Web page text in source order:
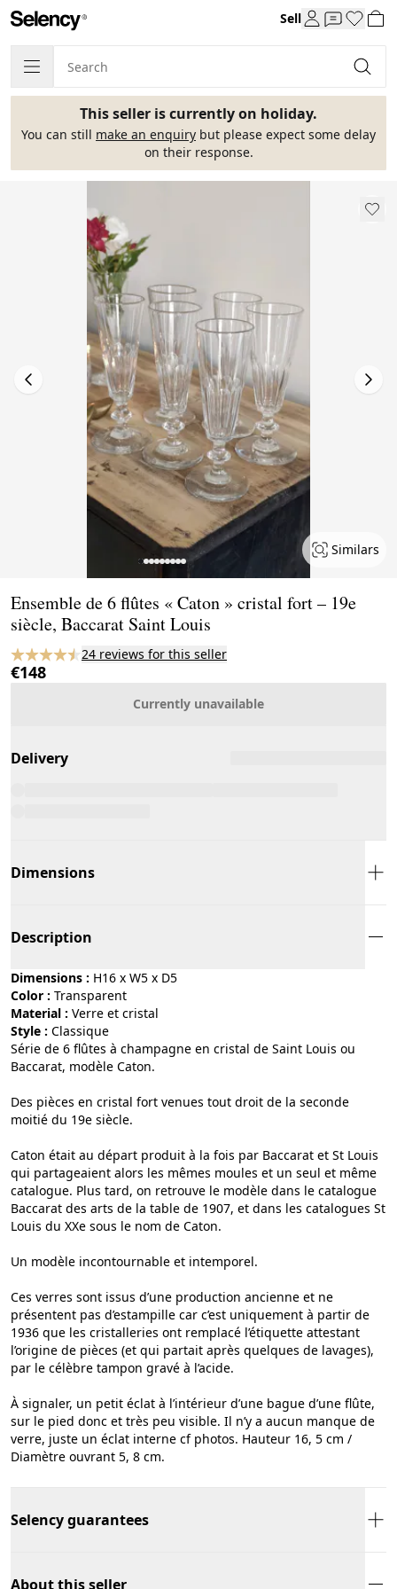
Sell
This seller is currently on holiday.
You can still make an enquiry but please expect some delay
on their response.
Similars
Ensemble de 6 flûtes « Caton » cristal fort – 19e
siècle, Baccarat Saint Louis
24 reviews for this seller
€148
Currently unavailable
Delivery
Dimensions
Description
Dimensions : H16 x W5 x D5
Color :
transparent
Material :
verre et cristal
Style :
classique
Série de 6 flûtes à champagne en cristal de Saint Louis ou
Baccarat, modèle Caton.
Des pièces en cristal fort venues tout droit de la seconde
moitié du 19e siècle.
Caton était au départ produit à la fois par Baccarat et St Louis
qui partageaient alors les mêmes moules et un seul et même
catalogue. Plus tard, on retrouve le modèle dans le catalogue
Baccarat des arts de la table de 1907, et dans les catalogues St
Louis du XXe sous le nom de Caton.
Un modèle incontournable et intemporel.
Ces verres sont issus d’une production ancienne et ne
présentent pas d’estampille car c’est uniquement à partir de
1936 que les cristalleries ont remplacé l’étiquette attestant
l’origine de pièces (et qui partait après quelques de lavages),
par le célèbre tampon gravé à l’acide.
À signaler, un petit éclat à l’intérieur d’une bague d’une flûte,
sur le pied donc et très peu visible. Il n’y a aucun manque de
verre, juste un éclat interne cf photos. Hauteur 16, 5 cm /
Diamètre ouvrant 5, 8 cm.
Selency guarantees
About this seller